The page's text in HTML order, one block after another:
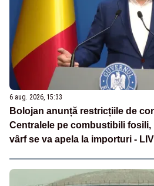
6 aug. 2026, 15:33
Bolojan anunță restricțiile de
Centralele pe combustibili fosili,
vârf se va apela la importuri -